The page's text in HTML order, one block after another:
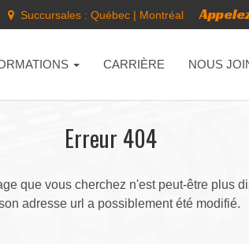
Succursales : Québec | Montréal
CARRIÈRE NOUS
Erreur 404
que vous cherchez n'est peut-être plus
adresse url a possiblement été modifié.